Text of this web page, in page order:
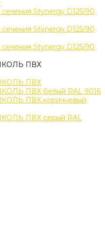
Stynergy D125/90
Stynergy D125/90
Stynergy D125/90
ПВХ
ПВХ
ПВХ белый RAL 9016
ПВХ коричневый
ПВХ серый RAL